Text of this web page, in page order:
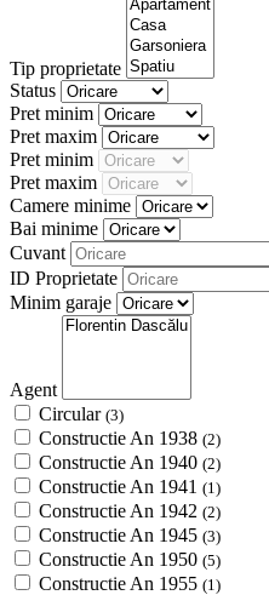
Tip proprietate
Status
Pret minim
Pret maxim
Pret minim
Pret maxim
Camere minime
Bai minime
Cuvant
ID Proprietate
Minim garaje
Agent
Circular (3)
Constructie An 1938 (2)
Constructie An 1940 (2)
Constructie An 1941 (1)
Constructie An 1942 (2)
Constructie An 1945 (3)
Constructie An 1950 (5)
Constructie An 1955 (1)